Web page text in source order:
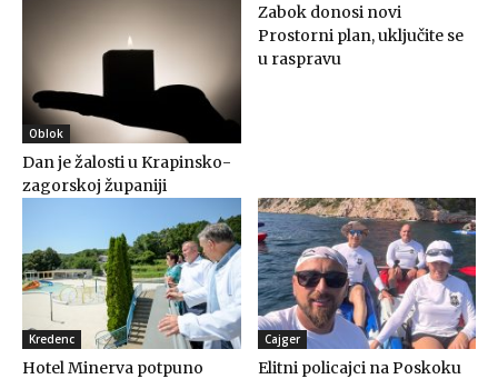
Oblok
Dan je žalosti u Krapinsko-
zagorskoj županiji
Zabok donosi novi
Prostorni plan, uključite se
u raspravu
Kredenc
Hotel Minerva potpuno
Cajger
Elitni policajci na Poskoku